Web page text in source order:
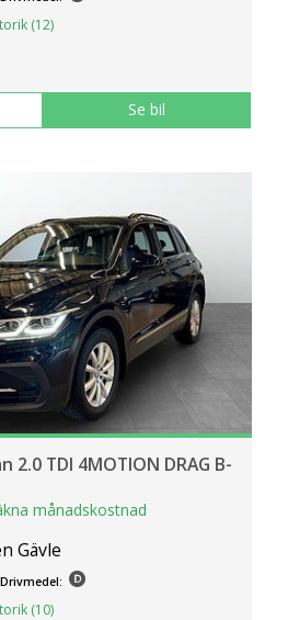
kan alltid ändra dina
(12)
Se bil
2.0 TDI 4MOTION DRAG B-
månadskostnad
Gävle
Drivmedel:
(10)